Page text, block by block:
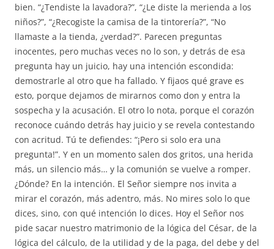
bien. “¿Tendiste la lavadora?”, “¿Le diste la merienda a los
niños?”, “¿Recogiste la camisa de la tintorería?”, “No
llamaste a la tienda, ¿verdad?”. Parecen preguntas
inocentes, pero muchas veces no lo son, y detrás de esa
pregunta hay un juicio, hay una intención escondida:
demostrarle al otro que ha fallado. Y fijaos qué grave es
esto, porque dejamos de mirarnos como don y entra la
sospecha y la acusación. El otro lo nota, porque el corazón
reconoce cuándo detrás hay juicio y se revela contestando
con acritud. Tú te defiendes: “¡Pero si solo era una
pregunta!”. Y en un momento salen dos gritos, una herida
más, un silencio más… y la comunión se vuelve a romper.
¿Dónde? En la intención. El Señor siempre nos invita a
mirar el corazón, más adentro, más. No mires solo lo que
dices, sino, con qué intención lo dices. Hoy el Señor nos
pide sacar nuestro matrimonio de la lógica del César, de la
lógica del cálculo, de la utilidad y de la paga, del debe y del